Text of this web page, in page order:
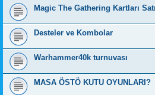
Magic The Gathering Kartları
Desteler ve Kombolar
Warhammer40k turnuvası
MASA ÖSTÖ KUTU OYUNLARI?